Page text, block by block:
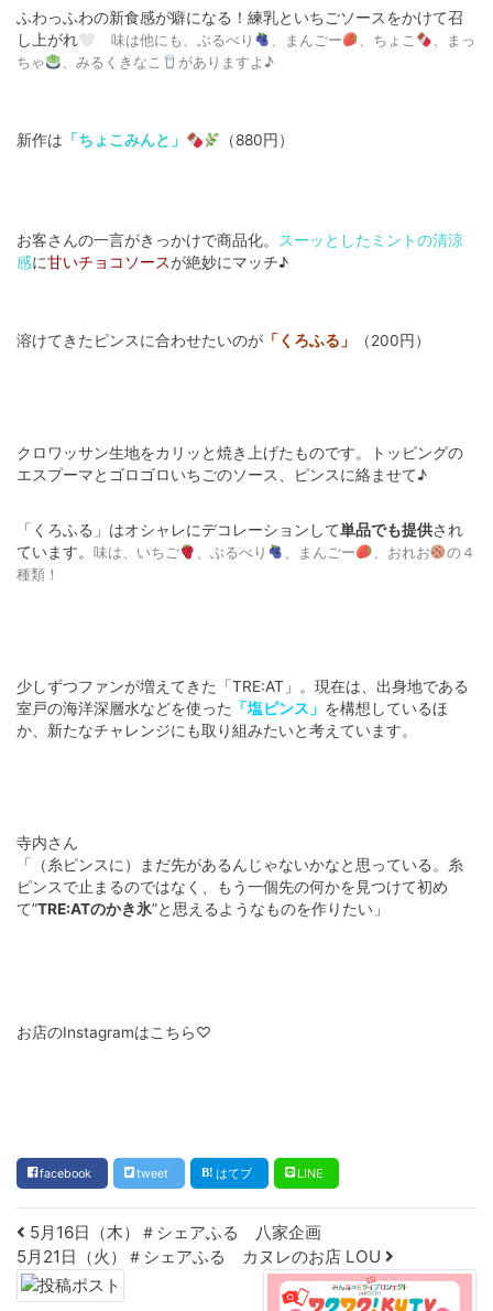
ふわっふわの新食感が癖になる！練乳といちごソースをかけて召
し上がれ
味は他にも、ぶるべり 、まんごー 、ちょこ
、まっ
ちゃ
、みるくきなこ がありますよ♪
新作は 「ちょこみんと」 （880円）
お客さんの一言がきっかけで商品化。
スーッとしたミントの清涼
感に甘いチョコソースが絶妙にマッチ♪
溶けてきたピンスに合わせたいのが 「くろふる」 （200円）
クロワッサン生地をカリッと焼き上げたものです。トッピングの
エスプーマとゴロゴロいちごのソース、ピンスに絡ませて♪
「くろふる」はオシャレにデコレーションして単品でも提供され
ています。 味は、いちご 、ぶるべり 、まんごー 、おれお
の４
種類！
少しずつファンが増えてきた「TRE:AT」。現在は、出身地である
室戸の海洋深層水などを使った
「塩ピンス」 を構想しているほ
か、新たなチャレンジにも取り組みたいと考えています。
寺内さん
「（糸ピンスに）まだ先があるんじゃないかなと思っている。糸
ピンスで止まるのではなく、もう一個先の何かを見つけて初め
て”TRE:ATのかき氷”と思えるようなものを作りたい」
お店のInstagramはこちら♡
facebook tweet はてブ LINE
Post navigation
5月16日（木）＃シェアふる 八家企画
5月21日（火）＃シェアふる カヌレのお店 LOU